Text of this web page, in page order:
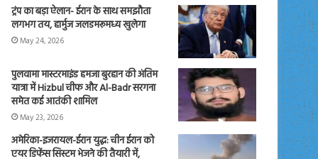
ट्रंप का बड़ा ऐलान- ईरान के साथ समझौता
लगभग तय, हार्मुज जलडमरूमध्य खुलेगा
May 24, 2026
पुलवामा मास्टरमाइंड हमजा बुरहान की अंतिम
यात्रा में Hizbul चीफ और Al-Badr सरगना
समेत कई आतंकी शामिल
May 23, 2026
अमेरिका-इजरायल-ईरान युद्ध: चीन ईरान को
एयर डिफेंस सिस्टम भेजने की तैयारी में,